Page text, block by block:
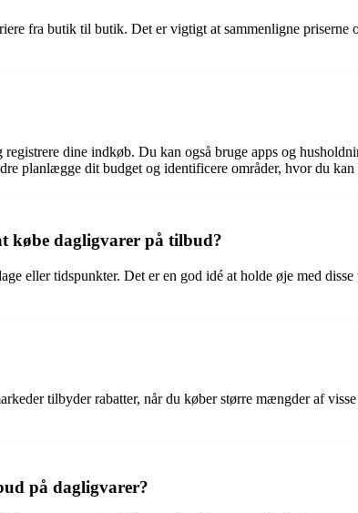
fra butik til butik. Det er vigtigt at sammenligne
dine indkøb. Du kan også bruge apps og
planlægge dit budget og identificere områder, hvor du kan
købe dagligvarer på tilbud?
eller tidspunkter. Det er en god idé at holde øje med
tilbyder rabatter, når du køber større mængder af
på dagligvarer?